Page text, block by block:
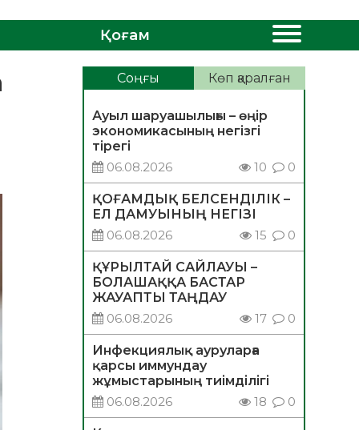
Қоғам
Соңғы Көп қаралған
Ауыл шаруашылығы – өңір
экономикасының негізгі
тірегі
06.08.2026
10 0
ҚОҒАМДЫҚ БЕЛСЕНДІЛІК –
ЕЛ ДАМУЫНЫҢ НЕГІЗІ
06.08.2026
15 0
ҚҰРЫЛТАЙ САЙЛАУЫ –
БОЛАШАҚҚА БАСТАР
ЖАУАПТЫ ТАҢДАУ
06.08.2026
17 0
Инфекциялық ауруларға
қарсы иммундау
жұмыстарының тиімділігі
06.08.2026
18 0